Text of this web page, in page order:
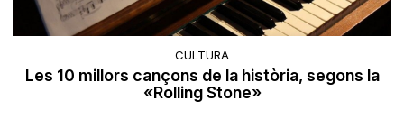
CULTURA
Les 10 millors cançons de la història, segons la
«Rolling Stone»